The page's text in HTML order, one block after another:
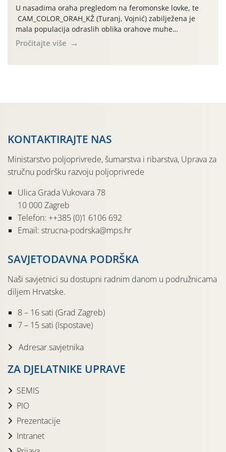
U nasadima oraha pregledom na feromonske lovke, te
CAM_COLOR_ORAH_KŽ (Turanj, Vojnić) zabilježena je
mala populacija odraslih oblika orahove muhe
(Rhagoletis completa). Niska brojnost može se objasniti
činjenicom da je riječ o mladim nasadima s vrlo malim
Pročitajte više
KONTAKTIRAJTE NAS
Ministarstvo poljoprivrede, šumarstva i ribarstva, Uprava za
stručnu podršku razvoju poljoprivrede
Ulica Grada Vukovara 78
10 000 Zagreb
Telefon: ++385 (0)1 6106 692
Email: strucna-podrska@mps.hr
SAVJETODAVNA PODRŠKA
Naši savjetnici su dostupni radnim danom u podružnicama
diljem Hrvatske.
8 – 16 sati (Grad Zagreb)
7 – 15 sati (Ispostave)
Adresar savjetnika
ZA DJELATNIKE UPRAVE
SEMIS
PIO
Prezentacije
Intranet